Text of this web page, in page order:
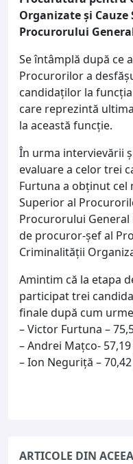
Organizate şi Cauze
Procurorului
Se întâmplă după ce
Procurorilor a
candidaților la funcția
care reprezintă
la această funcție.
În urma intervievării
evaluare a celor trei
Furtuna a obținut cel
Superior al
Procurorului
de procuror-șef al
Criminalității
Amintim că la etapa
participat trei
finale după cum
– Victor Furtuna –
– Andrei Mațco-
– Ion Neguriță –
ARTICOLE